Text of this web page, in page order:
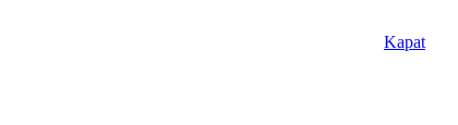
Kapat